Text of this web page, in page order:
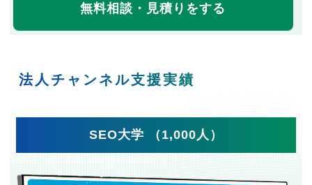
無料相談・見積りをする
法人チャンネル支援実績
SEO大学 （1,000人）